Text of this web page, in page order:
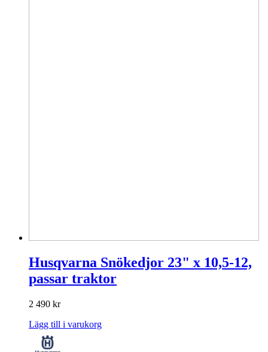
Husqvarna Snökedjor 23" x 10,5-12,
passar traktor
2 490 kr
Lägg till i varukorg